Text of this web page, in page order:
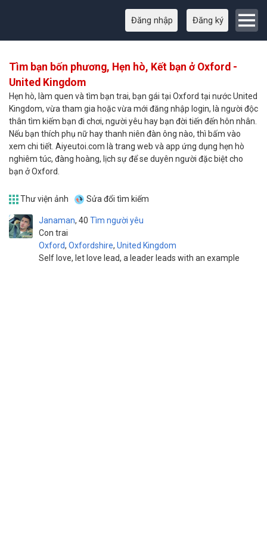
Đăng nhập Đăng ký
Tìm bạn bốn phương, Hẹn hò, Kết bạn ở Oxford -
United Kingdom
Hẹn hò, làm quen và tìm bạn trai, bạn gái tại Oxford tại nước United
Kingdom, vừa tham gia hoặc vừa mới đăng nhập login, là người độc
thân tìm kiếm bạn đi chơi, người yêu hay bạn đời tiến đến hôn nhân.
Nếu bạn thích phụ nữ hay thanh niên đàn ông nào, thì bấm vào
xem chi tiết. Aiyeutoi.com là trang web và app ứng dụng hẹn hò
nghiêm túc, đàng hoàng, lịch sự để se duyên người đặc biệt cho
bạn ở Oxford.
Thư viện ảnh Sửa đổi tìm kiếm
Janaman
Con trai
40
Oxford, Oxfordshire, United Kingdom
Tìm người yêu
Self love, let love lead, a leader leads with an example